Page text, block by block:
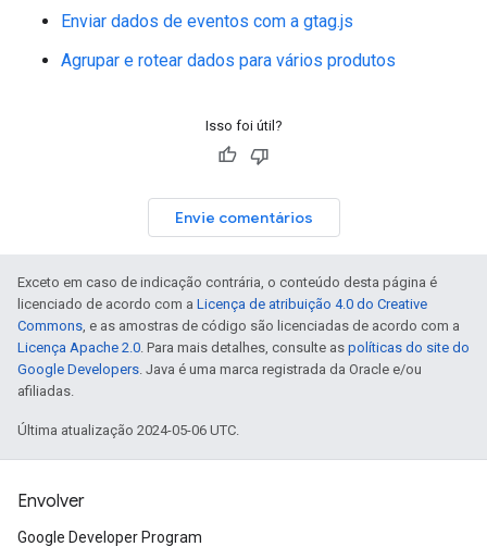
Enviar dados de eventos com a gtag.js
Agrupar e rotear dados para vários produtos
Isso foi útil?
Envie comentários
Exceto em caso de indicação contrária, o conteúdo desta página é
licenciado de acordo com a Licença de atribuição 4.0 do Creative
Commons, e as amostras de código são licenciadas de acordo com a
Licença Apache 2.0. Para mais detalhes, consulte as políticas do site do
Google Developers. Java é uma marca registrada da Oracle e/ou
afiliadas.
Última atualização 2024-05-06 UTC.
Envolver
Google Developer Program